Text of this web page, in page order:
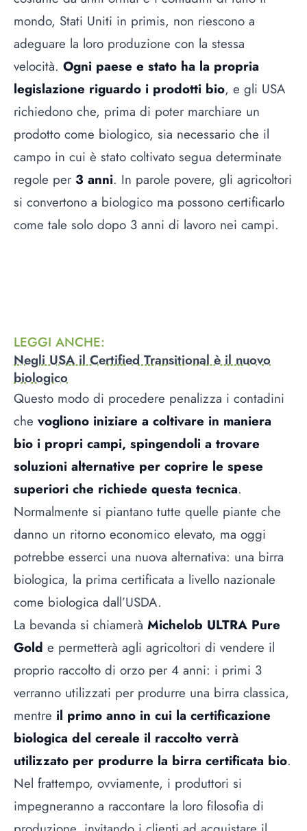
mondo, Stati Uniti in primis, non riescono a
adeguare la loro produzione con la stessa
velocità. Ogni paese e stato ha la propria
legislazione riguardo i prodotti bio, e gli USA
richiedono che, prima di poter marchiare un
prodotto come biologico, sia necessario che il
campo in cui è stato coltivato segua determinate
regole per 3 anni. In parole povere, gli agricoltori
si convertono a biologico ma possono certificarlo
come tale solo dopo 3 anni di lavoro nei campi.
LEGGI ANCHE:
Negli USA il Certified Transitional è il nuovo
biologico
Questo modo di procedere penalizza i contadini
che vogliono iniziare a coltivare in maniera
bio i propri campi, spingendoli a trovare
soluzioni alternative per coprire le spese
superiori che richiede questa tecnica.
Normalmente si piantano tutte quelle piante che
danno un ritorno economico elevato, ma oggi
potrebbe esserci una nuova alternativa: una birra
biologica, la prima certificata a livello nazionale
come biologica dall’USDA.
La bevanda si chiamerà Michelob ULTRA Pure
Gold e permetterà agli agricoltori di vendere il
proprio raccolto di orzo per 4 anni: i primi 3
verranno utilizzati per produrre una birra classica,
mentre il primo anno in cui la certificazione
biologica del cereale il raccolto verrà
utilizzato per produrre la birra certificata bio.
Nel frattempo, ovviamente, i produttori si
impegneranno a raccontare la loro filosofia di